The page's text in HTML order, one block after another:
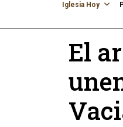
Iglesia Hoy
El